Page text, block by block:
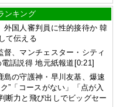
ンキング
外国人審判員に性的接待か 韓
て伝える
督、マンチェスター・シティ
話説得 地元紙報道[0:21]
島の守護神・早川友基、爆速
”「コースがない」「点が入
断力と飛び出しでビッグセー